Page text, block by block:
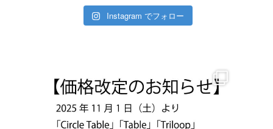
Instagram でフォロー